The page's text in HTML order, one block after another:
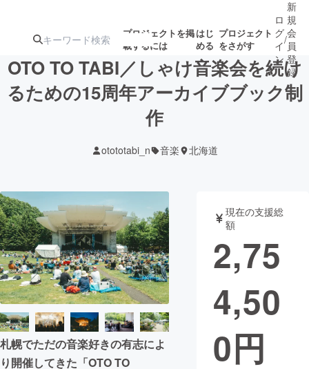
プロジェクトを掲
載するには
はじ
める
プロジェクト
をさがす
注目の新着プロ
テクノロジー・ガジェット
映像・映画 書籍・雑誌
ビジネス・起業 チャレンジ
まちづくり・地域活性化
ロ
グ
イ
ン
/
新
規
会
員
登
録
OTO TO TABI／しゃけ音楽会を続け
るための15周年アーカイブブック制
作
otototabi_n 音楽 北海道
札幌でただの音楽好きの有志によ
り開催してきた「OTO TO
現在の支援総
額
2,75
4,50
0円